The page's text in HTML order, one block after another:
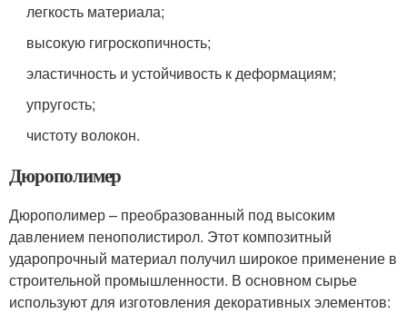
легкость материала;
высокую гигроскопичность;
эластичность и устойчивость к деформациям;
упругость;
чистоту волокон.
Дюрополимер
Дюрополимер – преобразованный под высоким
давлением пенополистирол. Этот композитный
ударопрочный материал получил широкое применение в
строительной промышленности. В основном сырье
используют для изготовления декоративных элементов: